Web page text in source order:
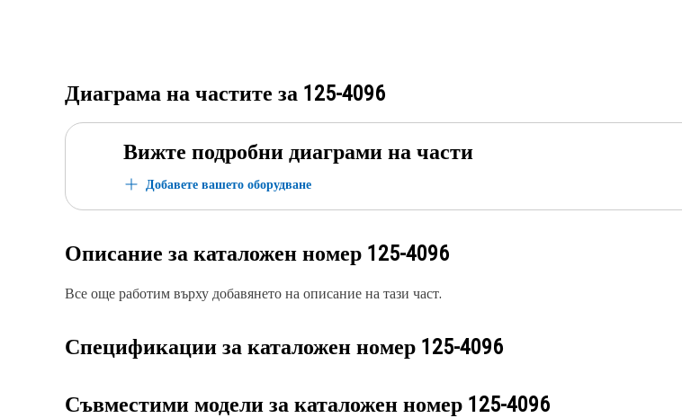
Диаграма на частите за 125-4096
Вижте подробни диаграми на части
Добавете вашето оборудване
Описание за каталожен номер 125-4096
Все още работим върху добавянето на описание на тази част.
Спецификации за каталожен номер 125-4096
Съвместими модели за каталожен номер 125-4096